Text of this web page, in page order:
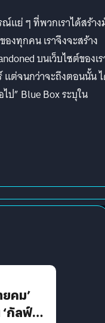
ณ์แย่ ๆ ที่พวกเราได้สร้า
องทุกคน เราจึงจะสร้าง
บนเว็บไซต์ของเ
แต่จนกว่าจะถึงตอนนั้น
” Blue Box ระบุใน
คม’
‘กัลฟ์